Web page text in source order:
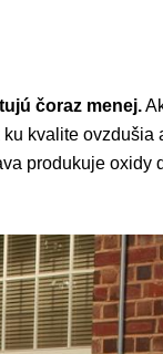
čoraz menej.
kvalite ovzdušia
produkuje oxidy